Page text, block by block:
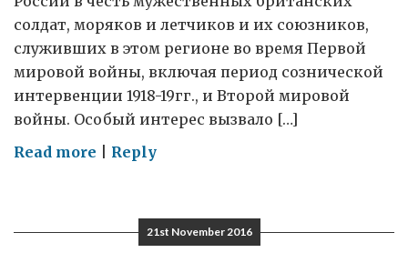
солдат, моряков и летчиков и их союзников,
служивших в этом регионе во время Первой
мировой войны, включая период сознической
интервенции 1918-19гг., и Второй мировой
войны. Особый интерес вызвало […]
Read more on
британских
Reply
21st November 2016